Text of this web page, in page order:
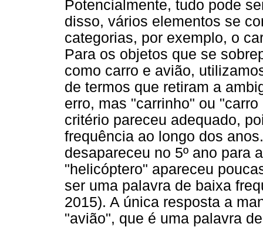
Potencialmente, tudo pode
disso, vários elementos se
categorias, por exemplo, o
Para os objetos que se
como carro e avião,
de termos que retiram a
erro, mas "carrinho" ou
critério pareceu adequado,
frequência ao longo dos
desapareceu no 5º ano para
"helicóptero" apareceu
ser uma palavra de baixa
2015). A única resposta a
"avião", que é uma palavra